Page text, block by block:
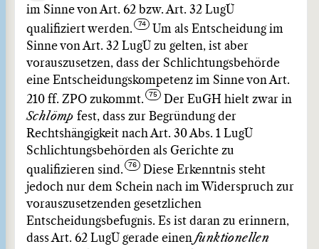
im Sinne von Art. 62 bzw. Art. 32 LugÜ
qualifiziert werden.
Um als Entscheidung im
Sinne von Art. 32 LugÜ zu gelten, ist aber
vorauszusetzen, dass der Schlichtungsbehörde
eine Entscheidungskompetenz im Sinne von Art.
210 ff. ZPO zukommt.
Der EuGH hielt zwar in
Schlömp fest, dass zur Begründung der
Rechtshängigkeit nach Art. 30 Abs. 1 LugÜ
Schlichtungsbehörden als Gerichte zu
qualifizieren sind.
Diese Erkenntnis steht
jedoch nur dem Schein nach im Widerspruch zur
vorauszusetzenden gesetzlichen
Entscheidungsbefugnis. Es ist daran zu erinnern,
dass Art. 62 LugÜ gerade einen funktionellen